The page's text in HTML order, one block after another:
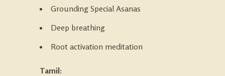
Grounding Special Asanas
Deep breathing
Root activation meditation
Tamil: